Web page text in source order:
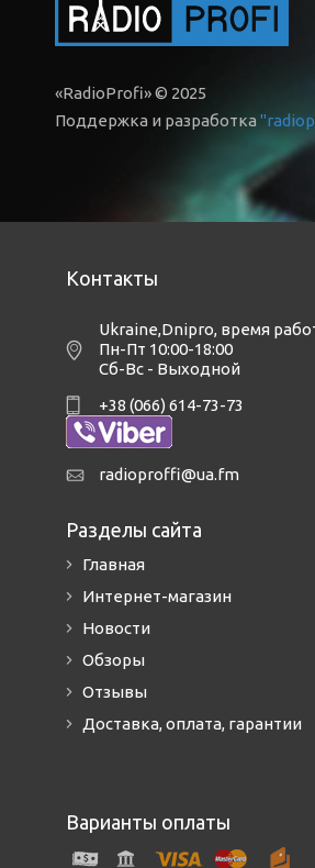
«RadioProfi» © 2025
Поддержка и разработка
Контакты
Ukraine,Dnipro, время
Пн-Пт 10:00-18:00
Сб-Вс - Выходной
+38 (066) 614-73-73
radioproffi@ua.fm
Разделы сайта
Главная
Интернет-магазин
Новости
Обзоры
Отзывы
Доставка, оплата, гарантии
Варианты оплаты